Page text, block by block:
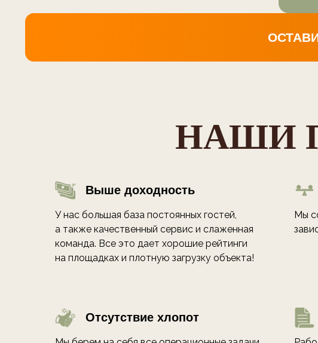
НАШИ
Выше доходность
У нас большая база постоянных гостей,
а также качественный сервис и слаженная
команда. Все это дает хорошие рейтинги
на площадках и плотную загрузку объекта!
Мы
Отсутствие хлопот